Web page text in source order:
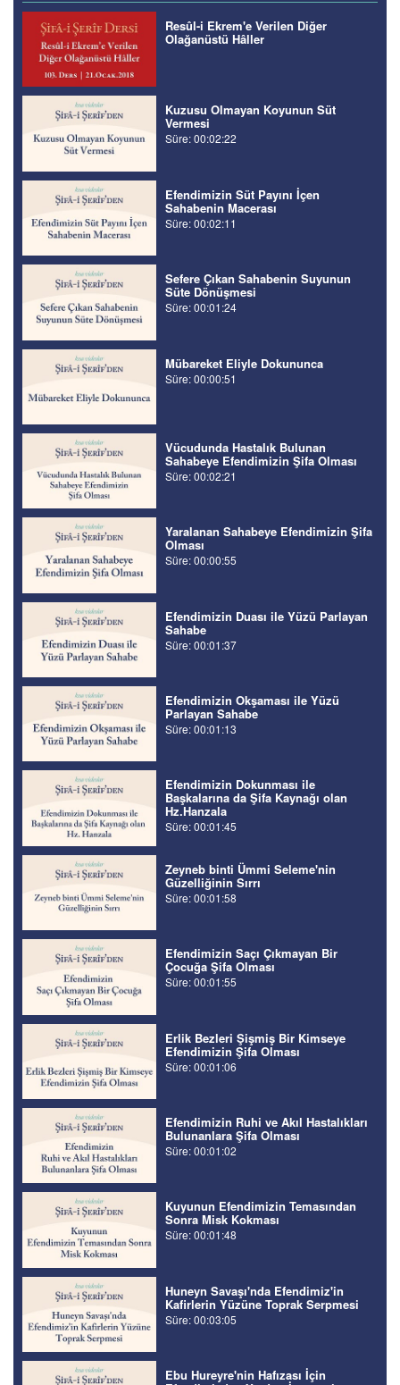
Resûl-i Ekrem'e Verilen Diğer
Olağanüstü Hâller
Kuzusu Olmayan Koyunun Süt
Vermesi
Süre: 00:02:22
Efendimizin Süt Payını İçen
Sahabenin Macerası
Süre: 00:02:11
Sefere Çıkan Sahabenin Suyunun
Süte Dönüşmesi
Süre: 00:01:24
Mübareket Eliyle Dokununca
Süre: 00:00:51
Vücudunda Hastalık Bulunan
Sahabeye Efendimizin Şifa Olması
Süre: 00:02:21
Yaralanan Sahabeye Efendimizin Şifa
Olması
Süre: 00:00:55
Efendimizin Duası ile Yüzü Parlayan
Sahabe
Süre: 00:01:37
Efendimizin Okşaması ile Yüzü
Parlayan Sahabe
Süre: 00:01:13
Efendimizin Dokunması ile
Başkalarına da Şifa Kaynağı olan
Hz.Hanzala
Süre: 00:01:45
Zeyneb binti Ümmi Seleme'nin
Güzelliğinin Sırrı
Süre: 00:01:58
Efendimizin Saçı Çıkmayan Bir
Çocuğa Şifa Olması
Süre: 00:01:55
Erlik Bezleri Şişmiş Bir Kimseye
Efendimizin Şifa Olması
Süre: 00:01:06
Efendimizin Ruhi ve Akıl Hastalıkları
Bulunanlara Şifa Olması
Süre: 00:01:02
Kuyunun Efendimizin Temasından
Sonra Misk Kokması
Süre: 00:01:48
Huneyn Savaşı'nda Efendimiz'in
Kafirlerin Yüzüne Toprak Serpmesi
Süre: 00:03:05
Ebu Hureyre'nin Hafızası İçin